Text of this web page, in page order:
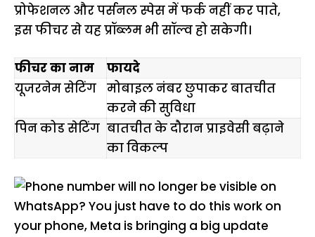
प्रोफेशनल और पर्सनल स्पेस में फर्क नहीं कर पाते,
इस फीचर से यह प्रॉब्लम भी सॉल्व हो सकेगी।
फीचर का नाम
फायदे
यूजरनेम सेटिंग
मोबाइल नंबर छुपाकर बातचीत
करने की सुविधा
पिन कोड सेटिंग बातचीत के दौरान प्राइवेसी बढ़ाने
का विकल्प